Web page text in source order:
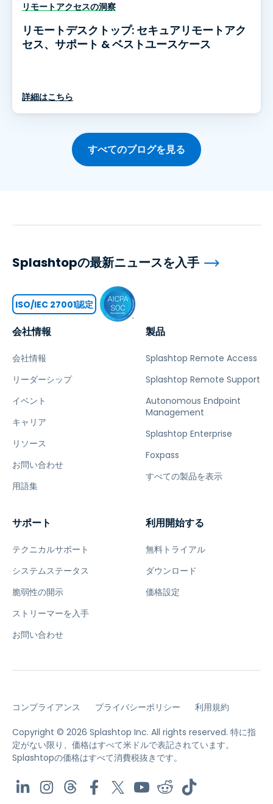
リモートアクセスの洞察
リモートデスクトップ: セキュアリモートアク
セス、サポート & ベストユースケース
詳細はこちら
すべてのブログを見る
会社情報
会社情報
リーダーシップ
イベント
キャリア
リソース
お問い合わせ
用語集
製品
Splashtop Remote Access
Splashtop Remote Support
Autonomous Endpoint
Management
Splashtop Enterprise
Foxpass
すべての製品を表示
サポート
テクニカルサポート
システムステータス
脆弱性の開示
ストリーマーを入手
お問い合わせ
利用開始する
無料トライアル
ダウンロード
価格設定
Splashtopの最新ニュースを入手
ISO/IEC 27001認定
コンプライアンス プライバシーポリシー 利用規約
Copyright © 2026 Splashtop Inc. All rights reserved. 特に指
定がない限り、価格はすべて米ドルで表記されています。
Splashtopの価格はすべて消費税抜きです。